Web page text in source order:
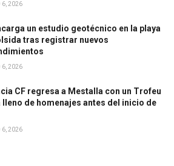
6, 2026
un estudio geotécnico en la playa
tras registrar nuevos
6, 2026
CF regresa a Mestalla con un Trofeu
lleno de homenajes antes del inicio de
6, 2026